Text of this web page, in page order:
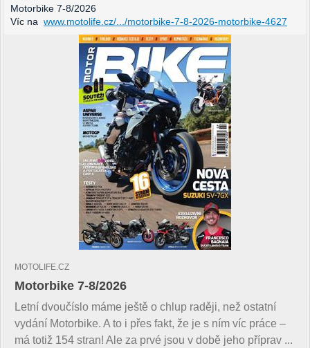
Motorbike 7-8/2026
Víc na www.motolife.cz/.../motorbike-7-8-2026-motorbike-4627
MOTOLIFE.CZ
Motorbike 7-8/2026
Letní dvoučíslo máme ještě o chlup raději, než ostatní
vydání Motorbike. A to i přes fakt, že je s ním víc práce –
má totiž 154 stran! Ale za prvé jsou v době jeho příprav ...